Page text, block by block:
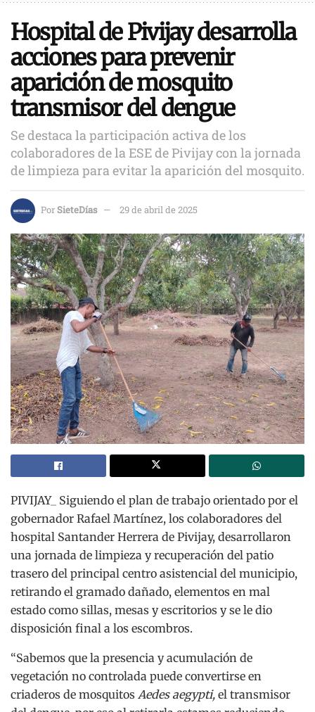
Hospital de Pivijay desarrolla
acciones para prevenir
aparición de mosquito
transmisor del dengue
Se destaca la participación activa de los
colaboradores de la ESE de Pivijay con la jornada
de limpieza para evitar la aparición del mosquito.
PorSieteDías 29 de abril de 2025
PIVIJAY_ Siguiendo el plan de trabajo orientado por el
gobernador Rafael Martínez, los colaboradores del
hospital Santander Herrera de Pivijay, desarrollaron
una jornada de limpieza y recuperación del patio
trasero del principal centro asistencial del municipio,
retirando el gramado dañado, elementos en mal
estado como sillas, mesas y escritorios y se le dio
disposición final a los escombros.
“Sabemos que la presencia y acumulación de
vegetación no controlada puede convertirse en
criaderos de mosquitos Aedes aegypti, el transmisor